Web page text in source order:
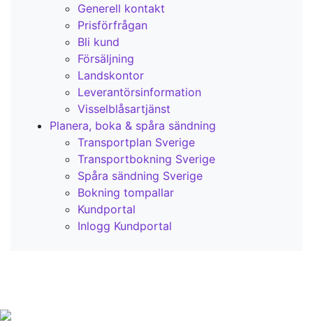
Generell kontakt
Prisförfrågan
Bli kund
Försäljning
Landskontor
Leverantörsinformation
Visselblåsartjänst
Planera, boka & spåra sändning
Transportplan Sverige
Transportbokning Sverige
Spåra sändning Sverige
Bokning tompallar
Kundportal
Inlogg Kundportal